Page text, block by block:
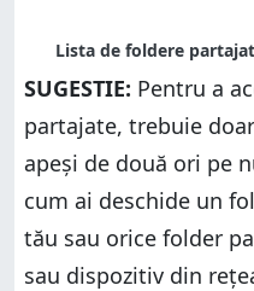
SUGESTIE: Pentru a
partajate, trebuie
apeși de două ori pe
cum ai deschide un
tău sau orice folder
sau dispozitiv din